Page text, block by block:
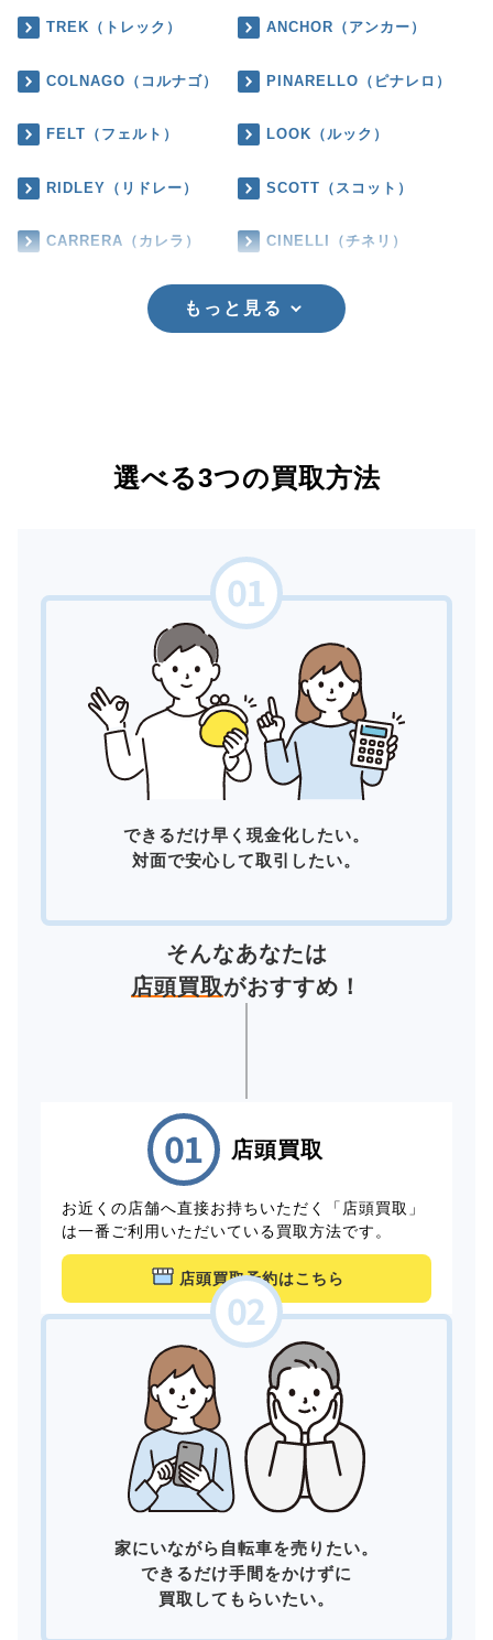
TREK（トレック） ANCHOR（アンカー）
COLNAGO（コルナゴ） PINARELLO（ピナレロ）
FELT（フェルト） LOOK（ルック）
RIDLEY（リドレー） SCOTT（スコット）
CARRERA（カレラ） CINELLI（チネリ）
もっと見る
選べる3つの買取方法
できるだけ早く現金化したい。
対面で安心して取引したい。
そんなあなたは
店頭買取がおすすめ！
店頭買取
お近くの店舗へ直接お持ちいただく「店頭買取」
は一番ご利用いただいている買取方法です。
店頭買取予約はこちら
家にいながら自転車を売りたい。
できるだけ手間をかけずに
買取してもらいたい。